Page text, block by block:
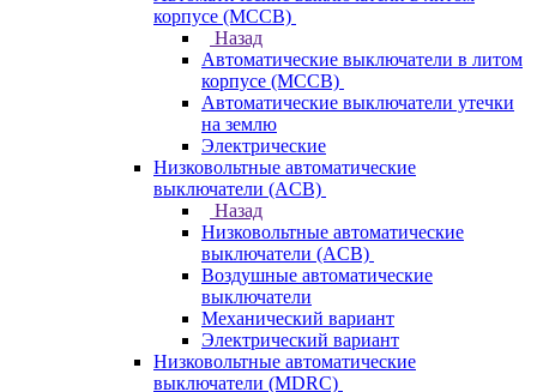
корпусе (MCCB)
Назад
Автоматические выключатели в литом
корпусе (MCCB)
Автоматические выключатели утечки
на землю
Электрические
Низковольтные автоматические
выключатели (ACB)
Назад
Низковольтные автоматические
выключатели (ACB)
Воздушные автоматические
выключатели
Механический вариант
Электрический вариант
Низковольтные автоматические
выключатели (MDRC)